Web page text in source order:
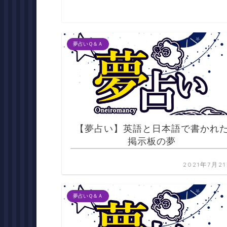
夢占いＱ＆Ａ
【夢占い】英語と日本語で書かれ
掲示板の夢
2021年7月21
夢占いＱ＆Ａ